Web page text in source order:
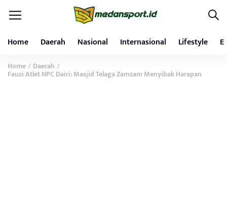
Home Daerah Nasional Internasional Lifestyle
Home / Daerah /
Fauzi Atlet NPC Dairi: Masjid Telaga Zamzam Menyibak Harapan